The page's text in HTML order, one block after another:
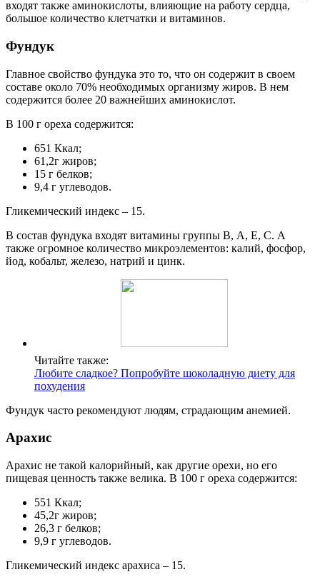
входят также аминокислоты, влияющие на работу сердца,
большое количество клетчатки и витаминов.
Фундук
Главное свойство фундука это то, что он содержит в своем
составе около 70% необходимых организму жиров. В нем
содержится более 20 важнейших аминокислот.
В 100 г ореха содержится:
651 Ккал;
61,2г жиров;
15 г белков;
9,4 г углеводов.
Гликемический индекс – 15.
В состав фундука входят витамины группы В, А, Е, С. А
также огромное количество микроэлементов: калий, фосфор,
йод, кобальт, железо, натрий и цинк.
Читайте также:
Любите сладкое? Попробуйте шоколадную диету для
похудения
Фундук часто рекомендуют людям, страдающим анемией.
Арахис
Арахис не такой калорийный, как другие орехи, но его
пищевая ценность также велика. В 100 г ореха содержится:
551 Ккал;
45,2г жиров;
26,3 г белков;
9,9 г углеводов.
Гликемический индекс арахиса – 15.